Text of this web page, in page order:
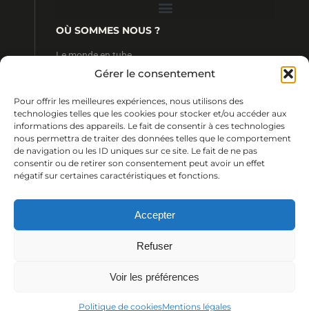
Gérer le consentement
Pour offrir les meilleures expériences, nous utilisons des
technologies telles que les cookies pour stocker et/ou accéder aux
informations des appareils. Le fait de consentir à ces technologies
nous permettra de traiter des données telles que le comportement
de navigation ou les ID uniques sur ce site. Le fait de ne pas
consentir ou de retirer son consentement peut avoir un effet
négatif sur certaines caractéristiques et fonctions.
Accepter
Refuser
Voir les préférences
Politique de cookiesMentions légales
OÙ SOMMES NOUS ?
Le monde en tube
4 rue Ratel
35190 Tinténiac
CONTACT
+33 (0) 2 99 68 13 64
+33 (0) 2 99 23 09 24
contact@lemondeentube.com
© 2018 Le monde en tube / Julien Cohignac